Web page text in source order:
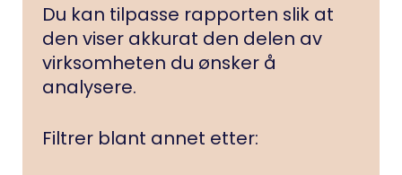
Du kan tilpasse rapporten slik at
den viser akkurat den delen av
virksomheten du ønsker å
analysere.
Filtrer blant annet etter: